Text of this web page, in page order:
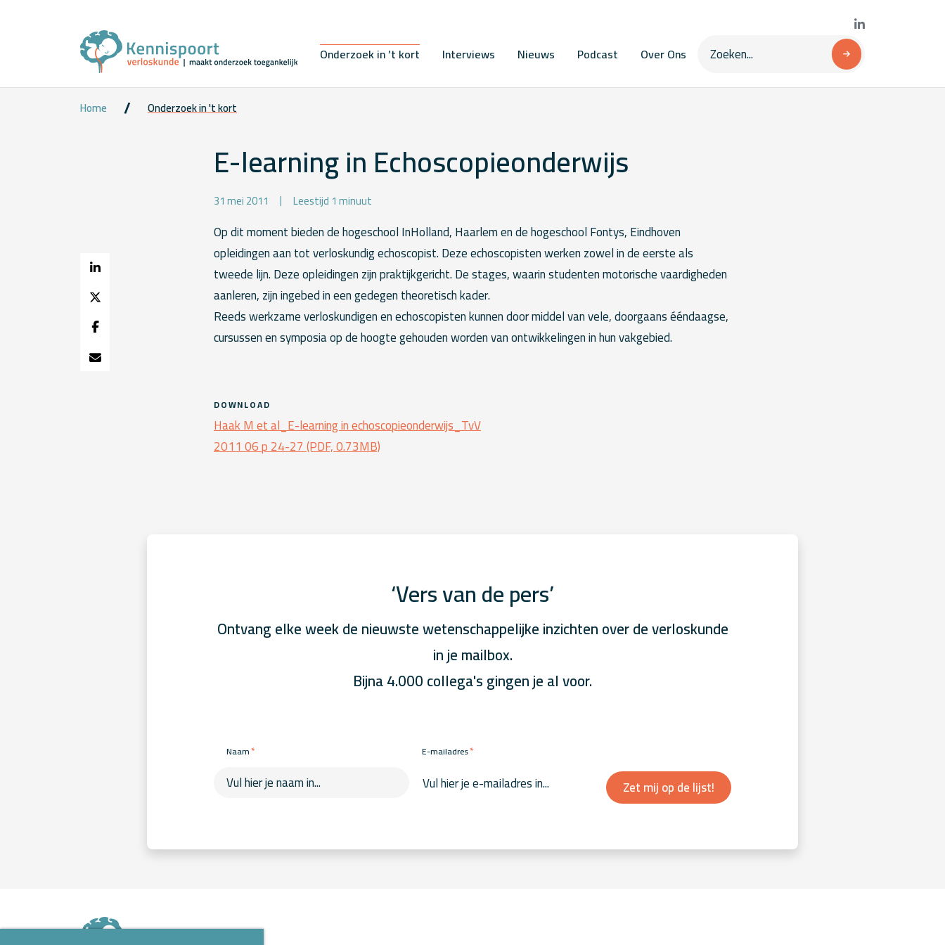
Onderzoek in ’t kort Interviews Nieuws Podcast Over Ons
Home Onderzoek in 't kort
E-learning in Echoscopieonderwijs
31 mei 2011 Leestijd 1 minuut
Op dit moment bieden de hogeschool InHolland, Haarlem en de hogeschool Fontys, Eindhoven
opleidingen aan tot verloskundig echoscopist. Deze echoscopisten werken zowel in de eerste als
tweede lijn. Deze opleidingen zijn praktijkgericht. De stages, waarin studenten motorische vaardigheden
aanleren, zijn ingebed in een gedegen theoretisch kader.
Reeds werkzame verloskundigen en echoscopisten kunnen door middel van vele, doorgaans ééndaagse,
cursussen en symposia op de hoogte gehouden worden van ontwikkelingen in hun vakgebied.
DOWNLOAD
Haak M et al_E-learning in echoscopieonderwijs_TvV
2011 06 p 24-27 (PDF, 0.73MB)
‘Vers van de pers’
Ontvang elke week de nieuwste wetenschappelijke inzichten over de verloskunde
in je mailbox.
Bijna 4.000 collega's gingen je al voor.
Naam* E-mailadres*
Zet mij op de lijst!